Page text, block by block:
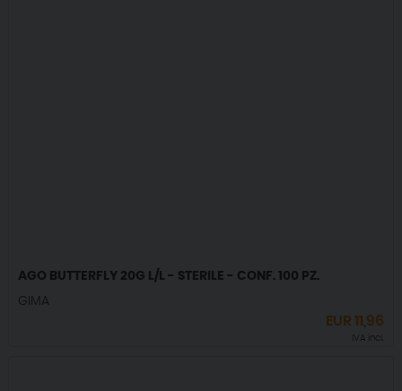
AGO BUTTERFLY 20G L/L - STERILE - CONF. 100 PZ.
GIMA
EUR11,96
IVA incl.